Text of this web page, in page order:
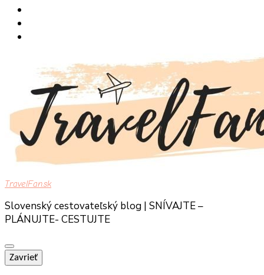
TravelFan.sk
Slovenský cestovateľský blog | SNÍVAJTE –
PLÁNUJTE- CESTUJTE
Zavrieť